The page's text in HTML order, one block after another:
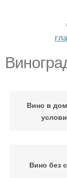
Вино в
Вино без